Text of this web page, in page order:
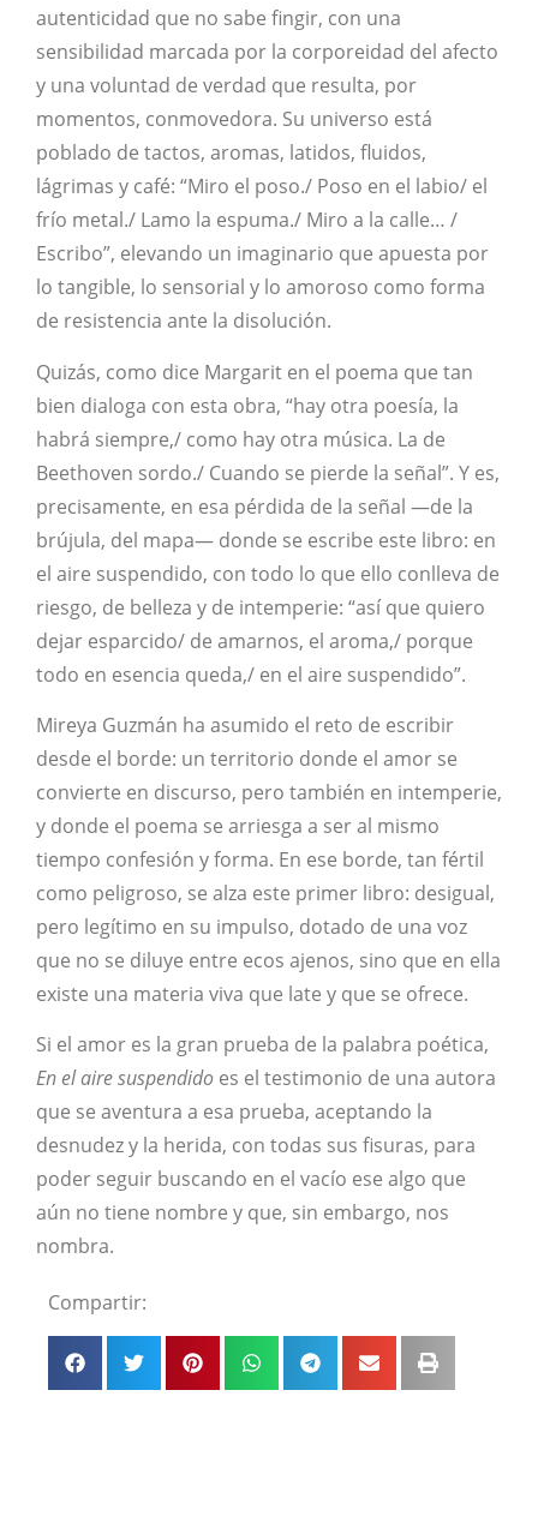
autenticidad que no sabe fingir, con una
sensibilidad marcada por la corporeidad del afecto
y una voluntad de verdad que resulta, por
momentos, conmovedora. Su universo está
poblado de tactos, aromas, latidos, fluidos,
lágrimas y café: “Miro el poso./ Poso en el labio/ el
frío metal./ Lamo la espuma./ Miro a la calle… /
Escribo”, elevando un imaginario que apuesta por
lo tangible, lo sensorial y lo amoroso como forma
de resistencia ante la disolución.
Quizás, como dice Margarit en el poema que tan
bien dialoga con esta obra, “hay otra poesía, la
habrá siempre,/ como hay otra música. La de
Beethoven sordo./ Cuando se pierde la señal”. Y es,
precisamente, en esa pérdida de la señal —de la
brújula, del mapa— donde se escribe este libro: en
el aire suspendido, con todo lo que ello conlleva de
riesgo, de belleza y de intemperie: “así que quiero
dejar esparcido/ de amarnos, el aroma,/ porque
todo en esencia queda,/ en el aire suspendido”.
Mireya Guzmán ha asumido el reto de escribir
desde el borde: un territorio donde el amor se
convierte en discurso, pero también en intemperie,
y donde el poema se arriesga a ser al mismo
tiempo confesión y forma. En ese borde, tan fértil
como peligroso, se alza este primer libro: desigual,
pero legítimo en su impulso, dotado de una voz
que no se diluye entre ecos ajenos, sino que en ella
existe una materia viva que late y que se ofrece.
Si el amor es la gran prueba de la palabra poética,
En el aire suspendido es el testimonio de una autora
que se aventura a esa prueba, aceptando la
desnudez y la herida, con todas sus fisuras, para
poder seguir buscando en el vacío ese algo que
aún no tiene nombre y que, sin embargo, nos
nombra.
Compartir: